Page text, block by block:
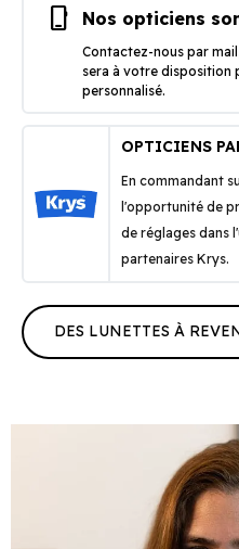
phone_iphone Nos opticiens
Contactez-nous par
sera à votre disposition
personnalisé.
OPTICIENS
En commandant
l'opportunité de
de réglages dans
partenaires Krys.
DES LUNETTES À